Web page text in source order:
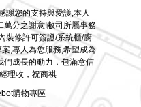
謝您的支持與愛護,本人
萬分之謝意!敝司所屬事務
裝修許可簽證/系統櫃/廚
,專人為您服務,希望成為
們成長的動力．包滿意信
理收，祝商祺
購物專區